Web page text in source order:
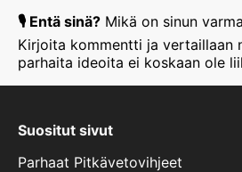
🎙️ Entä sinä? Mikä on sinun
Kirjoita kommentti ja vertaillaan
parhaita ideoita ei koskaan ole
Suositut sivut
Parhaat Pitkävetovihjeet